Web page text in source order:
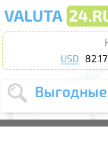
USD
82.17
Выберите